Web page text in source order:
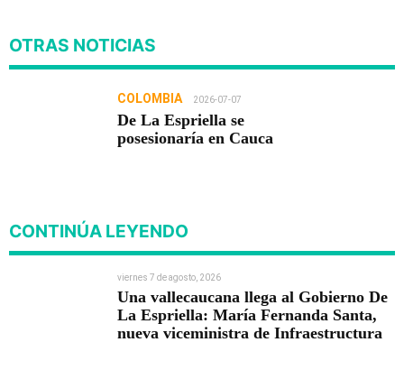
OTRAS NOTICIAS
COLOMBIA 2026-07-07
De La Espriella se
posesionaría en Cauca
CONTINÚA LEYENDO
viernes 7 de agosto, 2026
Una vallecaucana llega al Gobierno De
La Espriella: María Fernanda Santa,
nueva viceministra de Infraestructura